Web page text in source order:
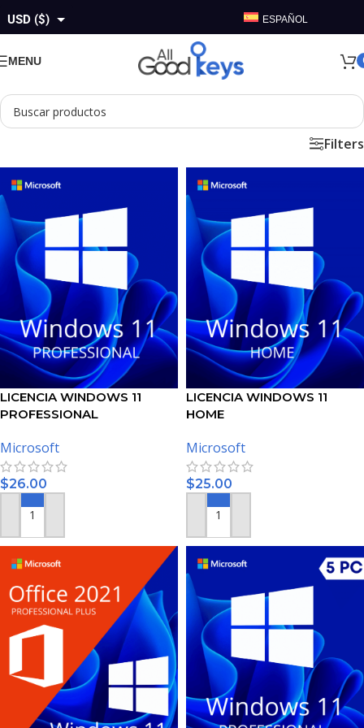
USD ($)
AUD ($)
ESPAÑOL
MENU
Filters
LICENCIA WINDOWS 11
PROFESSIONAL
Microsoft
$26.00
AÑADIR AL CARRITO
LICENCIA WINDOWS 11
HOME
Microsoft
$25.00
AÑADIR AL CARRITO